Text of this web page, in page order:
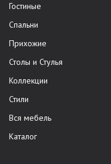
Гостиные
Спальни
Прихожие
Столы и Стулья
Коллекции
Стили
Вся мебель
Каталог